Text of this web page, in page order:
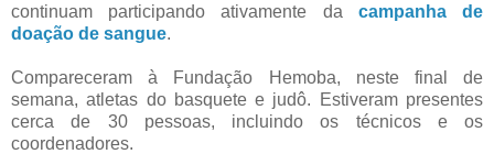
continuam participando ativamente da campanha de
doação de sangue.
Compareceram à Fundação Hemoba, neste final de
semana, atletas do basquete e judô. Estiveram presentes
cerca de 30 pessoas, incluindo os técnicos e os
coordenadores.